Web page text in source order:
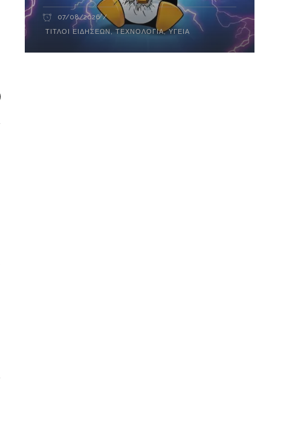
07/08/2026
ΤΊΤΛΟΙ ΕΙΔΉΣΕΩΝ ,ΤΕΧΝΟΛΟΓΊΑ,ΥΓΕΊΑ